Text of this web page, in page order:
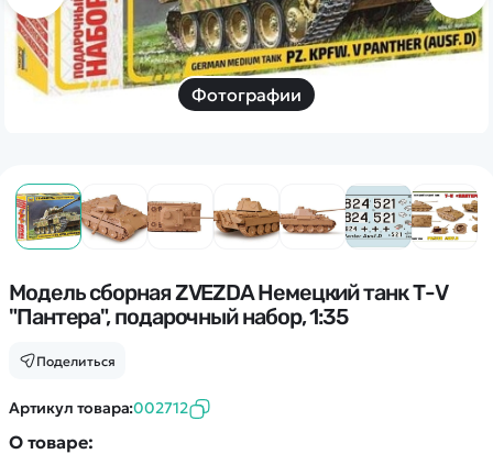
Фотографии
Модель сборная ZVEZDA Немецкий танк Т-V
"Пантера", подарочный набор, 1:35
Поделиться
Артикул товара:002712
О товаре:
Дополнительный способ связи
WhatsApp/Мобильный
Есть вопрос? Можем связаться с вами
Наши соцсети:
Каталог
Квадрокоптеры
Машинки
Информация